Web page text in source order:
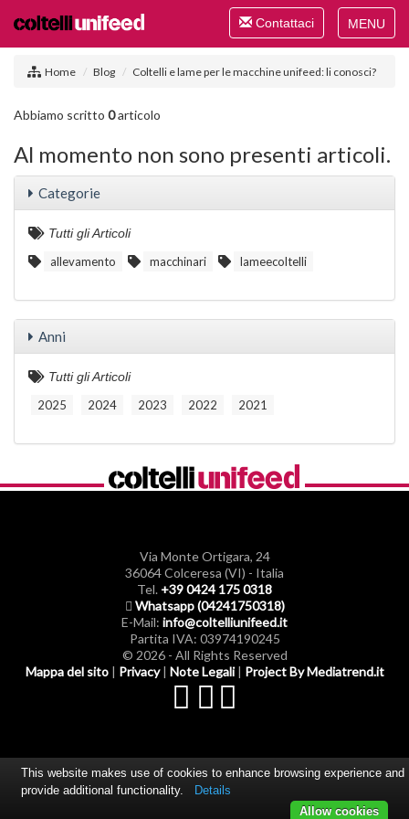
Toggle
Toggle
navigation
Contattaci
Home Blog Coltelli e lame per le macchine unifeed: li conosci?
Abbiamo scritto 0articolo
Al momento non sono presenti articoli.
Categorie
Tutti gli Articoli
allevamento
macchinari lameecoltelli
Anni
Tutti gli Articoli
2025
2024 2023 2022 2021
Via Monte Ortigara, 24
36064 Colceresa (VI) - Italia
Tel. +39 0424 175 0318
Whatsapp (04241750318)
E-Mail: info@coltelliunifeed.it
Partita IVA: 03974190245
© 2026 - All Rights Reserved
Mappa del sito| Privacy| Note Legali| Project By Mediatrend.it
This website makes use of cookies to enhance browsing experience and
provide additional functionality.
Details
Allow cookies